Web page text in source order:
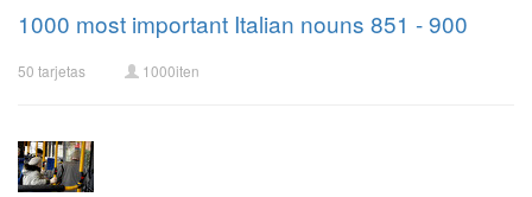
1000 most important Italian nouns 851 - 900
50 tarjetas 1000iten